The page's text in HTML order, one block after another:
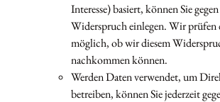
Interesse) basiert, können Sie
Widerspruch einlegen. Wir prüfen
möglich, ob wir diesem
nachkommen können.
Werden Daten verwendet, um
betreiben, können Sie jederzeit